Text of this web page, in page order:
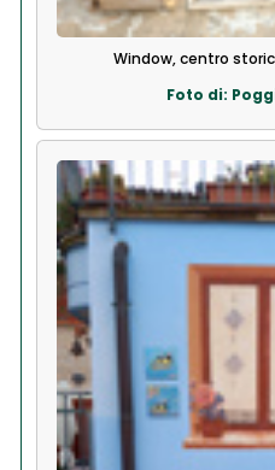
Window, centro
Foto di: